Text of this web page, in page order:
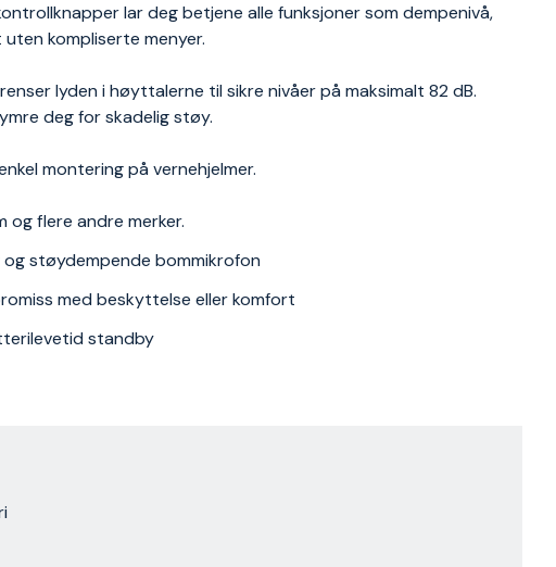
lar deg betjene alle funksjoner som dempenivå,
kompliserte menyer.
lyden i høyttalerne til sikre nivåer på maksimalt 82 dB.
deg for skadelig støy.
montering på vernehjelmer.
flere andre merker.
støydempende bommikrofon
med beskyttelse eller komfort
standby